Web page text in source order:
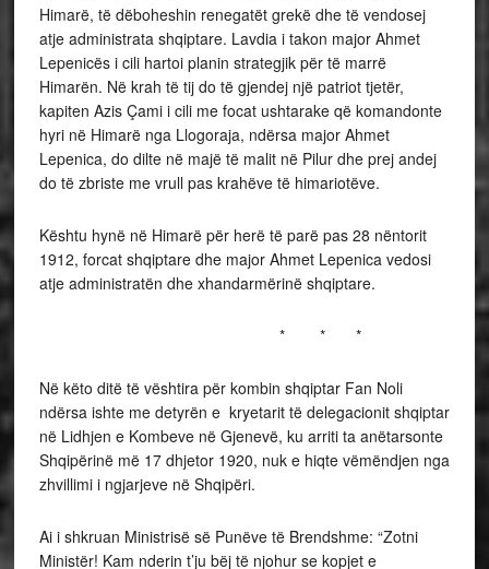
Himarë, të dëboheshin renegatët grekë dhe të vendosej
atje administrata shqiptare. Lavdia i takon major Ahmet
Lepenicës i cili hartoi planin strategjik për të marrë
Himarën. Në krah të tij do të gjendej një patriot tjetër,
kapiten Azis Çami i cili me focat ushtarake që komandonte
hyri në Himarë nga Llogoraja, ndërsa major Ahmet
Lepenica, do dilte në majë të malit në Pilur dhe prej andej
do të zbriste me vrull pas krahëve të himariotëve.
Kështu hynë në Himarë për herë të parë pas 28 nëntorit
1912, forcat shqiptare dhe major Ahmet Lepenica vedosi
atje administratën dhe xhandarmërinë shqiptare.
* * *
Në këto ditë të vështira për kombin shqiptar Fan Noli
ndërsa ishte me detyrën e kryetarit të delegacionit shqiptar
në Lidhjen e Kombeve në Gjenevë, ku arriti ta anëtarsonte
Shqipërinë më 17 dhjetor 1920, nuk e hiqte vëmëndjen nga
zhvillimi i ngjarjeve në Shqipëri.
Ai i shkruan Ministrisë së Punëve të Brendshme: “Zotni
Ministër! Kam nderin t’ju bëj të njohur se kopjet e